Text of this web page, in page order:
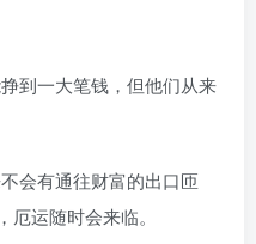
到一大笔钱，但他们从来
会有通往财富的出口匝
厄运随时会来临。